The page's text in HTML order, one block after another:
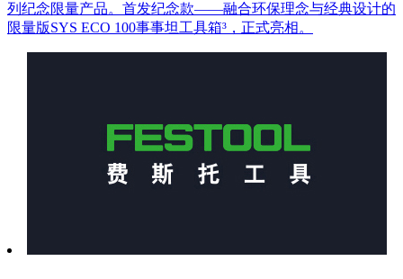
列纪念限量产品。首发纪念款——融合环保理念与经典设计的
限量版SYS ECO 100事事坦工具箱³，正式亮相。